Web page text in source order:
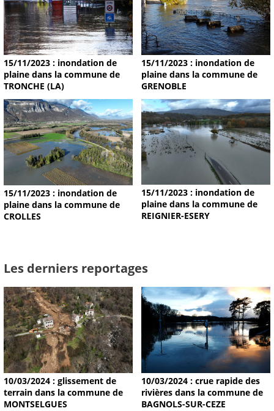
15/11/2023 : inondation de
plaine dans la commune de
TRONCHE (LA)
15/11/2023 : inondation de
plaine dans la commune de
GRENOBLE
15/11/2023 : inondation de
plaine dans la commune de
CROLLES
15/11/2023 : inondation de
plaine dans la commune de
REIGNIER-ESERY
Les derniers reportages
10/03/2024 : glissement de
terrain dans la commune de
MONTSELGUES
10/03/2024 : crue rapide des
rivières dans la commune de
BAGNOLS-SUR-CEZE